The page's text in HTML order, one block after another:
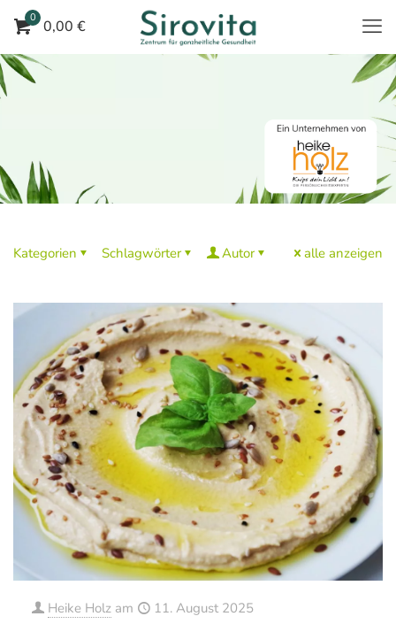
0 0,00 €
Kategorien Schlagwörter Autor alle anzeigen
Heike Holz am 11. August 2025